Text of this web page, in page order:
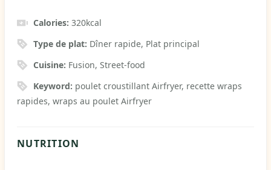
Calories:320kcal
Type de plat: Dîner rapide, Plat principal
Cuisine: Fusion, Street-food
Keyword: poulet croustillant Airfryer, recette wraps
rapides, wraps au poulet Airfryer
NUTRITION